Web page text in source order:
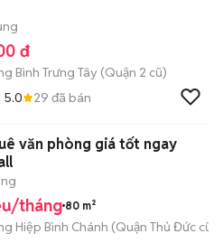
đ
Bình Trưng Tây (Quận 2 cũ)
5.0 29 đã bán
văn phòng giá tốt ngay
tháng 80 m²
Hiệp Bình Chánh (Quận Thủ Đức cũ)